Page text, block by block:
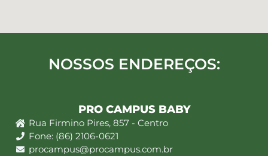
NOSSOS ENDEREÇOS:
PRO CAMPUS BABY
Rua Firmino Pires, 857 - Centro
Fone: (86) 2106-0621
procampus@procampus.com.br